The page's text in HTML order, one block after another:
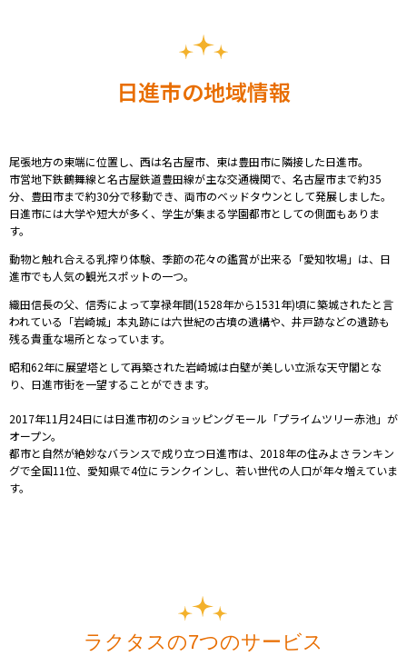
日進市の地域情報
尾張地方の東端に位置し、西は名古屋市、東は豊田市に隣接した日進市。
市営地下鉄鶴舞線と名古屋鉄道豊田線が主な交通機関で、 名古屋市まで約35
分、豊田市まで約30分で移動でき、両市のベッドタウンとして発展しました。
日進市には大学や短大が多く、学生が集まる学園都市としての側面もありま
す。
動物と触れ合える乳搾り体験、季節の花々の鑑賞が出来る「愛知牧場」は、日
進市でも人気の観光スポットの一つ。
織田信長の父、信秀によって享禄年間(1528年から1531年)頃に築城されたと言
われている「岩崎城」 本丸跡には六世紀の古墳の遺構や、井戸跡などの遺跡も
残る貴重な場所となっています。
昭和62年に展望塔として再築された岩崎城は白壁が美しい立派な天守閣とな
り、日進市街を一望することができます。
2017年11月24日には日進市初のショッピングモール「プライムツリー赤池」が
オープン。
都市と自然が絶妙なバランスで成り立つ日進市は、2018年の住みよさランキン
グで全国11位、愛知県で4位にランクインし、若い世代の人口が年々増えていま
す。
ラクタスの7つのサービス